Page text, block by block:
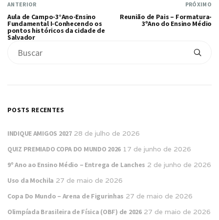
ANTERIOR
Aula de Campo-3°Ano-Ensino
Fundamental I-Conhecendo os
pontos históricos da cidade de
Salvador
PRÓXIMO
Reunião de Pais – Formatura-
3ºAno do Ensino Médio
POSTS RECENTES
INDIQUE AMIGOS 2027 28 de julho de 2026
QUIZ PREMIADO COPA DO MUNDO 2026 17 de junho de 2026
9º Ano ao Ensino Médio – Entrega de Lanches 2 de junho de 2026
Uso da Mochila 27 de maio de 2026
Copa Do Mundo – Arena de Figurinhas 27 de maio de 2026
Olimpíada Brasileira de Física (OBF) de 2026 27 de maio de 2026